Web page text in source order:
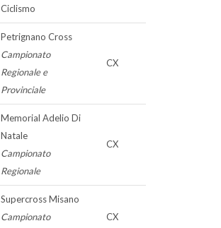
Ciclismo
Petrignano Cross
Campionato
Regionale e
Provinciale
CX
Memorial Adelio Di
Natale
Campionato
Regionale
CX
Supercross Misano
Campionato
CX